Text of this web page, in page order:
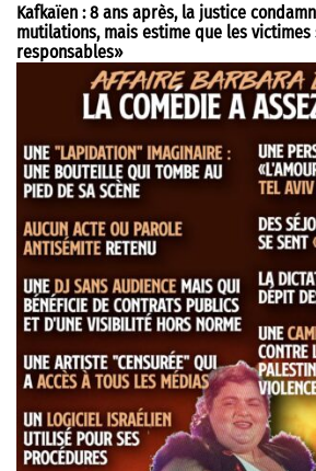
Kafkaïen : 8 ans après, la justice
mutilations, mais estime que les
responsables»